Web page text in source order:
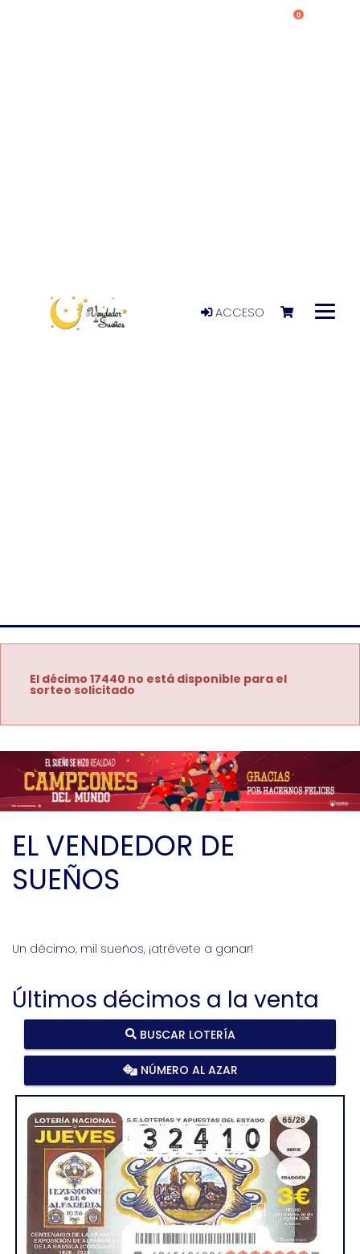
ACCESO
0
El décimo 17440 no está disponible para el
sorteo solicitado
EL VENDEDOR DE
SUEÑOS
Un décimo, mil sueños, ¡atrévete a ganar!
Últimos décimos a la venta
BUSCAR LOTERÍA
NÚMERO AL AZAR